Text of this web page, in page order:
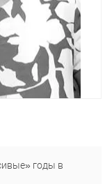
годы в